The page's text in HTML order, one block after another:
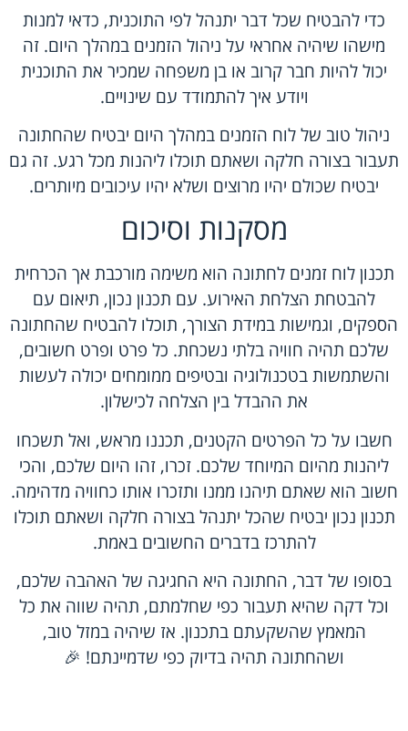
כדי להבטיח שכל דבר יתנהל לפי התוכנית, כדאי למנות
מישהו שיהיה אחראי על ניהול הזמנים במהלך היום. זה
יכול להיות חבר קרוב או בן משפחה שמכיר את התוכנית
ויודע איך להתמודד עם שינויים.
ניהול טוב של לוח הזמנים במהלך היום יבטיח שהחתונה
תעבור בצורה חלקה ושאתם תוכלו ליהנות מכל רגע. זה גם
יבטיח שכולם יהיו מרוצים ושלא יהיו עיכובים מיותרים.
מסקנות וסיכום
תכנון לוח זמנים לחתונה הוא משימה מורכבת אך הכרחית
להבטחת הצלחת האירוע. עם תכנון נכון, תיאום עם
הספקים, וגמישות במידת הצורך, תוכלו להבטיח שהחתונה
שלכם תהיה חוויה בלתי נשכחת. כל פרט ופרט חשובים,
והשתמשות בטכנולוגיה ובטיפים ממומחים יכולה לעשות
את ההבדל בין הצלחה לכישלון.
חשבו על כל הפרטים הקטנים, תכננו מראש, ואל תשכחו
ליהנות מהיום המיוחד שלכם. זכרו, זהו היום שלכם, והכי
חשוב הוא שאתם תיהנו ממנו ותזכרו אותו כחוויה מדהימה.
תכנון נכון יבטיח שהכל יתנהל בצורה חלקה ושאתם תוכלו
להתרכז בדברים החשובים באמת.
בסופו של דבר, החתונה היא החגיגה של האהבה שלכם,
וכל דקה שהיא תעבור כפי שחלמתם, תהיה שווה את כל
המאמץ שהשקעתם בתכנון. אז שיהיה במזל טוב,
ושהחתונה תהיה בדיוק כפי שדמיינתם! 🎉